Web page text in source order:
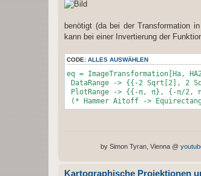
benötigt (da bei der Transformation
kann bei einer Invertierung der
CODE: ALLES AUSWÄHLEN
eq = ImageTransformation[Ha,
DataRange -> {{-2 Sqrt[2],
PlotRange -> {{-π, π}, {-π/2,
(* Hammer Aitoff ->
by Simon Tyran, Vienna @
Kartographische Projektionen